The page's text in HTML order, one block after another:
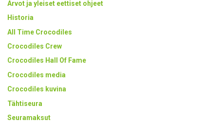
Arvot ja yleiset eettiset ohjeet
Historia
All Time Crocodiles
Crocodiles Crew
Crocodiles Hall Of Fame
Crocodiles media
Crocodiles kuvina
Tähtiseura
Seuramaksut